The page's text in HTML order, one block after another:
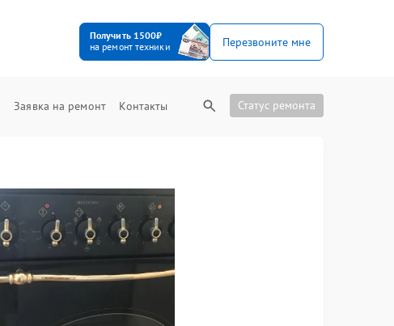
Получить 1500₽
на ремонт техники
Перезвоните мне
Заявка на ремонт Контакты Статус ремонта